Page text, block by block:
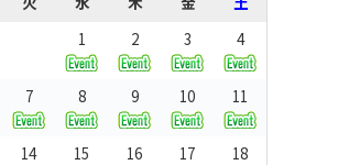
1
2 3 4
7 8 9 10 11
14 15 16 17 18